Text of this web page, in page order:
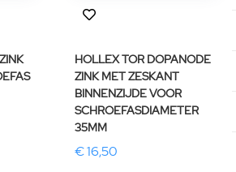
HOLLEX TOR DOPANODE
ZINK MET ZESKANT
BINNENZIJDE VOOR
SCHROEFASDIAMETER
35MM
€ 16,50